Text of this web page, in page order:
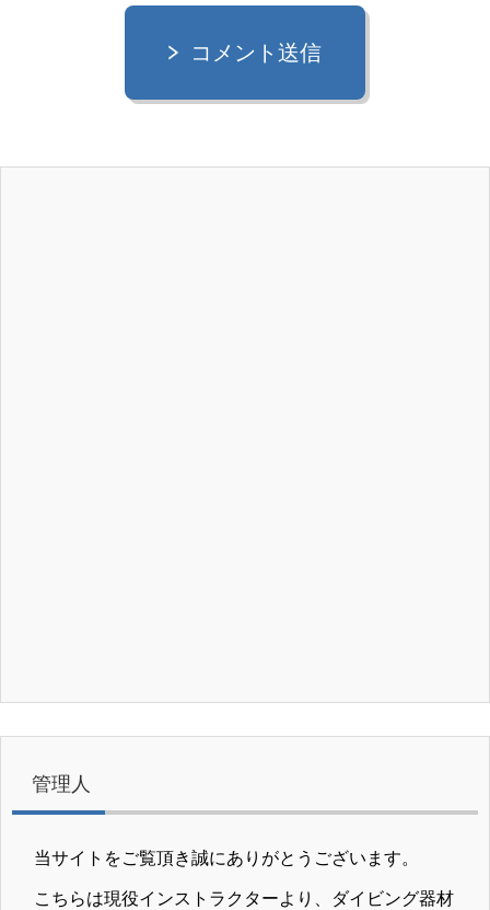
コメント送信
管理人
当サイトをご覧頂き誠にありがとうございます。
こちらは現役インストラクターより、ダイビング器材